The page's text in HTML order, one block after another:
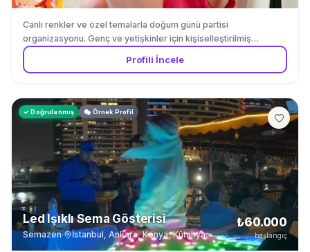
Canlı renkler ve özel temalarla doğum günü partisi
organizasyonu. Genç ve yetişkinler için kişiselleştirilmiş
kutlamalar.
Profili İncele
✓ Doğrulanmış 🎭 Örnek Profil
Led Işıklı Sema Gösterisi
Semazen· İstanbul, Ankara, Konya, Kütahya
₺60.000
başlangıç